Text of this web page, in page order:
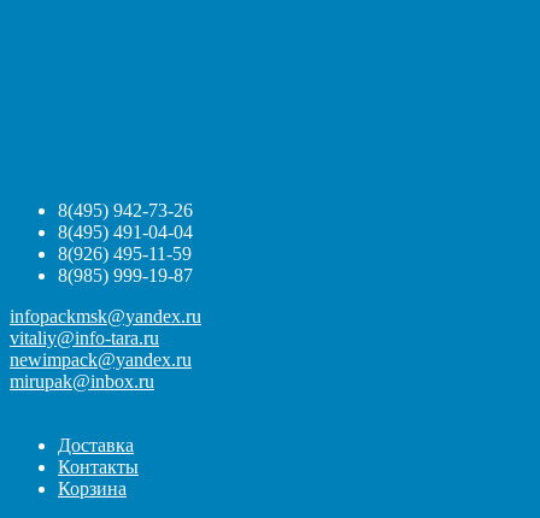
8(495) 942-73-26
8(495) 491-04-04
8(926) 495-11-59
8(985) 999-19-87
infopackmsk@yandex.ru
vitaliy@info-tara.ru
newimpack@yandex.ru
mirupak@inbox.ru
Доставка
Контакты
Корзина